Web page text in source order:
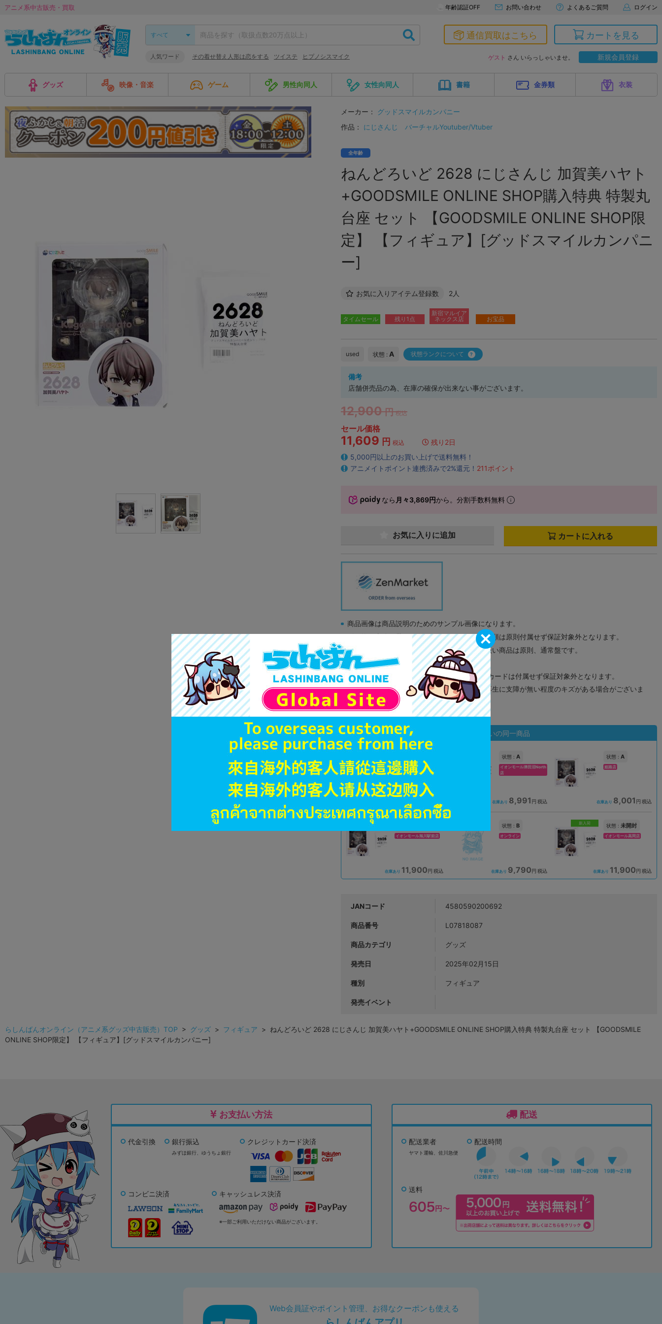
アニメ系中古販売・買取 年齢認証OFF お問い合わせ よくあるご質問 ログイン
人気ワード その着せ替え人形は恋をする ツイステ ヒプノシスマイク
通信買取はこちら カートを見る
ゲスト さん いらっしゃいませ。 新規会員登録
グッズ 映像・音楽 ゲーム 男性向同人 女性向同人 書籍 金券類 衣装
メーカー：
グッドスマイルカンパニー
作品：
にじさんじ バーチャルYoutuber/Vtuber
全年齢
ねんどろいど 2628 にじさんじ 加賀美ハヤト
+GOODSMILE ONLINE SHOP購入特典 特製丸
台座 セット 【GOODSMILE ONLINE SHOP限
定】 【フィギュア】[グッドスマイルカンパニ
ー]
お気に入りアイテム登録数 2人
タイムセール 残り1点
新宿マルイア
ネックス店
お宝品
used 状態 : A 状態ランクについて
備考
店舗併売品の為、在庫の確保が出来ない事がございます。
12,900 円 税込
セール価格
11,609 円 税込
残り2日
5,000円以上のお買い上げで送料無料！
アニメイトポイント連携済みで2%還元！ 211ポイント
なら 月々3,869円から。分割手数料無料
カートに入れる
お気に入りに追加
商品画像は商品説明のためのサンプル画像になります。
販促物、書籍の帯やぬいぐるみのタグ、コード類は原則付属せず保証対象外となります。
商品名や備考欄に特別な記載が無い限り取り扱い商品は原則、通常盤です。
「電池」は原則として保証対象外となります。
ゲーム機本体には、SDカードなどのメモリーカードは付属せず保証対象外となります。
ディスク類の読み取り面のキズに関しまして再生に支障が無い程度のキズがある場合がございま
す。
※詳細につきましてはコチラ
状態違いの同一商品
オンライン
9,990
状態 : A
イオンモール津田沼North
店
在庫あり 8,991 円 税込
状態 : A
姫路店
在庫あり 8,001 円 税込
イオンモール旭川駅前店
在庫あり 11,900円 税込
状態 : B
オンライン
在庫あり 9,790円 税込
新入荷 状態 : 未開封
イオンモール高岡店
在庫あり 11,900円 税込
JANコード 4580590200692
商品番号 L07818087
商品カテゴリ グッズ
発売日 2025年02月15日
種別 フィギュア
発売イベント
らしんばんオンライン（アニメ系グッズ中古販売）TOP > グッズ > フィギュア > ねんどろいど 2628 にじさんじ 加賀美ハヤト+GOODSMILE ONLINE SHOP購入特典 特製丸台座 セット 【GOODSMILE
ONLINE SHOP限定】 【フィギュア】[グッドスマイルカンパニー]
お支払い方法
代金引換 銀行振込
みずほ銀行、 ゆうちょ銀行
クレジットカード決済
コンビニ決済 キャッシュレス決済
※一部ご利用いただけない商品がございます。
配送
配送業者
ヤマト運輸、佐川急便
配送時間
送料
Web会員証やポイント管理、お得なクーポンも使える